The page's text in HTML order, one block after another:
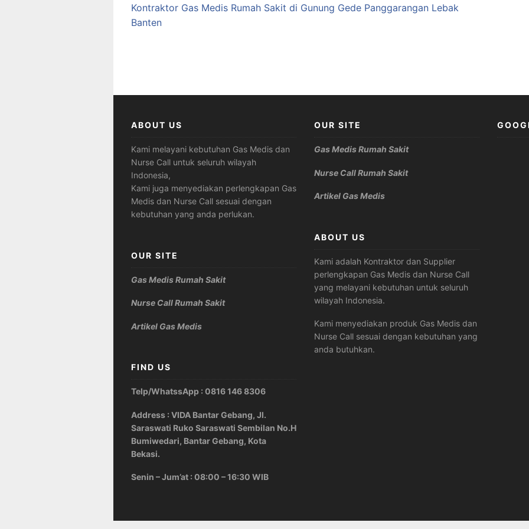
Kontraktor Gas Medis Rumah Sakit di Gunung Gede Panggarangan Lebak
Banten
ABOUT US
Kami melayani kebutuhan Gas Medis dan
Nurse Call untuk seluruh wilayah
Indonesia,
Kami juga menyediakan perlengkapan Gas
Medis dan Nurse Call sesuai dengan
kebutuhan yang anda perlukan.
OUR SITE
Gas Medis Rumah Sakit
Nurse Call Rumah Sakit
Artikel Gas Medis
FIND US
Telp/WhatssApp : 0816 146 8306
Address : VIDA Bantar Gebang, Jl.
Saraswati Ruko Saraswati Sembilan No.H
Bumiwedari, Bantar Gebang, Kota
Bekasi.
Senin – Jum’at : 08:00 – 16:30 WIB
OUR SITE
Gas Medis Rumah Sakit
Nurse Call Rumah Sakit
Artikel Gas Medis
ABOUT US
Kami adalah Kontraktor dan Supplier
perlengkapan Gas Medis dan Nurse Call
yang melayani kebutuhan untuk seluruh
wilayah Indonesia.
Kami menyediakan produk Gas Medis dan
Nurse Call sesuai dengan kebutuhan yang
anda butuhkan.